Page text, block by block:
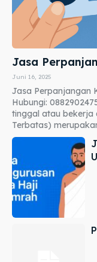
Jasa
Juni 16, 2025
Jasa Perpanjangan
Hubungi:
tinggal atau bekerja
Terbatas)